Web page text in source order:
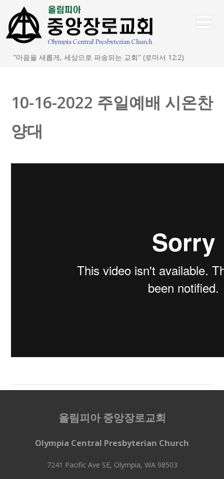
"마음을 새롭게, 세상으로 파송되는 교회" (로마서 12:2)
10-16-2022 주일예배 시온찬
양대
올림피아 중앙장로교회
Olympia Central Presbyterian Church
7241 Pacific Ave SE, Olympia, WA 98503